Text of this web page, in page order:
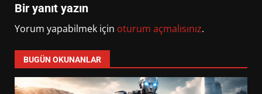
Bir yanıt yazın
Yorum yapabilmek için oturum açmalısınız.
BUGÜN OKUNANLAR